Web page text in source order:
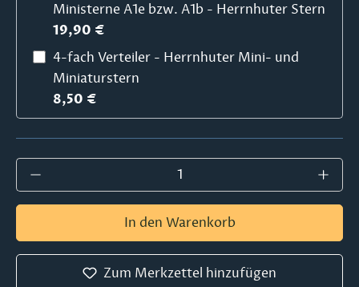
Ministerne A1e bzw. A1b - Herrnhuter Stern
19,90 €
4-fach Verteiler - Herrnhuter Mini- und
Miniaturstern
8,50 €
Produkt Anzahl: Gib den gewünschten
In den Warenkorb
Zum Merkzettel hinzufügen